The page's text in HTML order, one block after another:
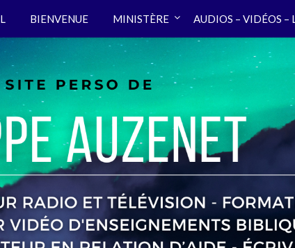
BIENVENUE MINISTÈRE AUDIOS – VIDÉOS –